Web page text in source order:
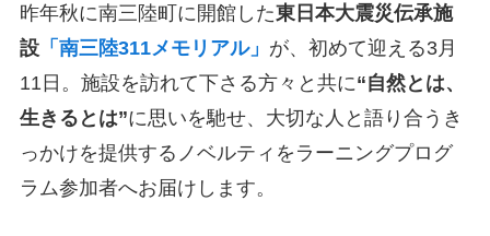
昨年秋に南三陸町に開館した東日本大震災伝承施
設「南三陸311メモリアル」 が、初めて迎える3月
11日。施設を訪れて下さる方々と共に“自然とは、
生きるとは”に思いを馳せ、大切な人と語り合うき
っかけを提供するノベルティをラーニングプログ
ラム参加者へお届けします。